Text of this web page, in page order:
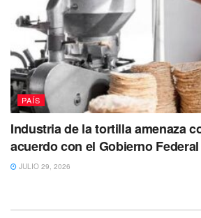
PAÍS
Industria de la tortilla amenaza
acuerdo con el Gobierno Federal
JULIO 29, 2026